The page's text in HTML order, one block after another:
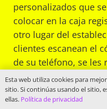
personalizados que
colocar en la caja
otro lugar del
clientes escanean el
de su teléfono, se les
pago en la que
completar la
sencilla.
Esta web utiliza cookies para
sitio. Si continúas usando el sitio,
ellas. Política de privacidad